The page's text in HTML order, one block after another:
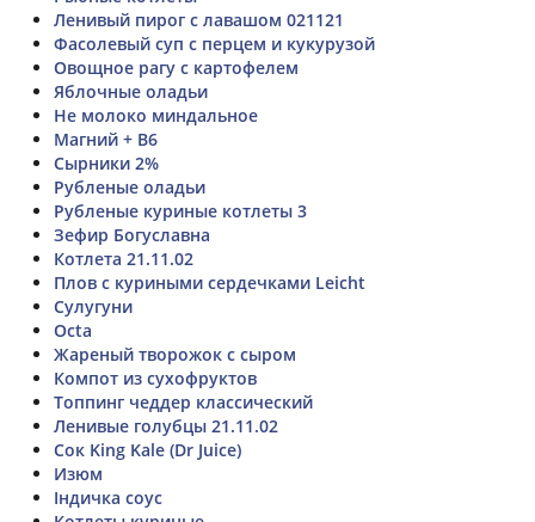
Ленивый пирог с лавашом 021121
Фасолевый суп с перцем и кукурузой
Овощное рагу с картофелем
Яблочные оладьи
Не молоко миндальное
Магний + В6
Сырники 2%
Рубленые оладьи
Рубленые куриные котлеты 3
Зефир Богуславна
Котлета 21.11.02
Плов с куриными сердечками Leicht
Сулугуни
Octa
Жареный творожок с сыром
Компот из сухофруктов
Топпинг чеддер классический
Ленивые голубцы 21.11.02
Сок King Kale (Dr Juice)
Изюм
Індичка соус